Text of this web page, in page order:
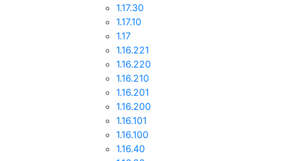
1.17.30
1.17.10
1.17
1.16.221
1.16.220
1.16.210
1.16.201
1.16.200
1.16.101
1.16.100
1.16.40